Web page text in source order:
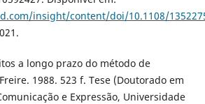
insight/content/doi/10.1108/
a longo prazo do método de
1988. 523 f. Tese (Doutorado em
e Expressão, Universidade